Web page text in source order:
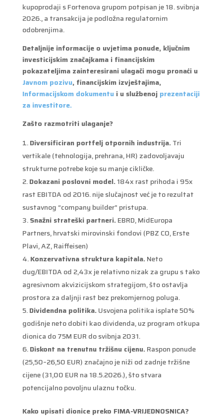
kupoprodaji s Fortenova grupom potpisan je 18. svibnja
2026., a transakcija je podložna regulatornim
odobrenjima.
Detaljnije informacije o uvjetima ponude, ključnim
investicijskim značajkama i financijskim
pokazateljima zainteresirani ulagači mogu pronaći u
Javnom pozivu, financijskim izvještajima,
Informacijskom dokumentui u službenoj prezentaciji
za investitore.
Zašto razmotriti ulaganje?
Diversificiran portfelj otpornih industrija.Tri
vertikale (tehnologija, prehrana, HR) zadovoljavaju
strukturne potrebe koje su manje cikličke.
Dokazani poslovni model.184x rast prihoda i 95x
rast EBITDA od 2016. nije slučajnost već je to rezultat
sustavnog “company builder” pristupa.
Snažni strateški partneri.EBRD, MidEuropa
Partners, hrvatski mirovinski fondovi (PBZ CO, Erste
Plavi, AZ, Raiffeisen)
Konzervativna struktura kapitala.Neto
dug/EBITDA od 2,43x je relativno nizak za grupu s tako
agresivnom akvizicijskom strategijom, što ostavlja
prostora za daljnji rast bez prekomjernog poluga.
Dividendna politika.Usvojena politika isplate 50%
godišnje neto dobiti kao dividenda, uz program otkupa
dionica do 75M EUR do svibnja 2031.
Diskont na trenutnu tržišnu cijenu.Raspon ponude
(25,50–26,50 EUR) značajno je niži od zadnje tržišne
cijene (31,00 EUR na 18.5.2026.), što stvara
potencijalno povoljnu ulaznu točku.
Kako upisati dionice preko FIMA-VRIJEDNOSNICA?